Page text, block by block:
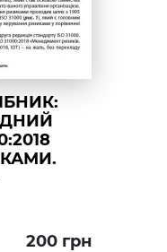
200грн